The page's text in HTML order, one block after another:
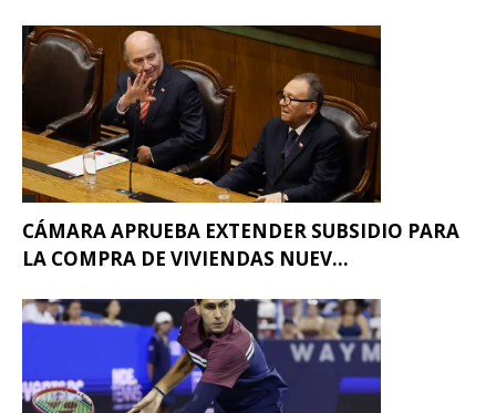
CÁMARA APRUEBA EXTENDER SUBSIDIO PARA
LA COMPRA DE VIVIENDAS NUEV...